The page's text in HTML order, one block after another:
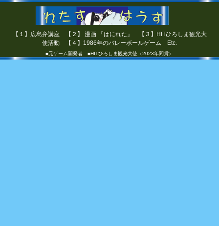
【１】広島弁講座 【２】 漫画 『はにれた』 【３】HITひろしま観光大
使活動 【４】1986年のバレーボールゲーム Etc.
■元ゲーム開発者 ■HITひろしま観光大使（2023年間賞）